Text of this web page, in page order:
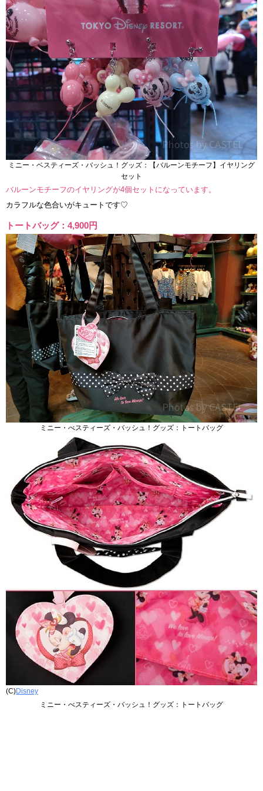
ミニー・ベスティーズ・バッシュ！グッズ：【バルーンモチーフ】イヤリング
セット
バルーンモチーフのイヤリングが4個セットになっています。
カラフルな色合いがキュートです♡
トートバッグ：4,900円
ミニー・べスティーズ・バッシュ！グッズ：トートバッグ
(C)Disney
ミニー・べスティーズ・バッシュ！グッズ：トートバッグ